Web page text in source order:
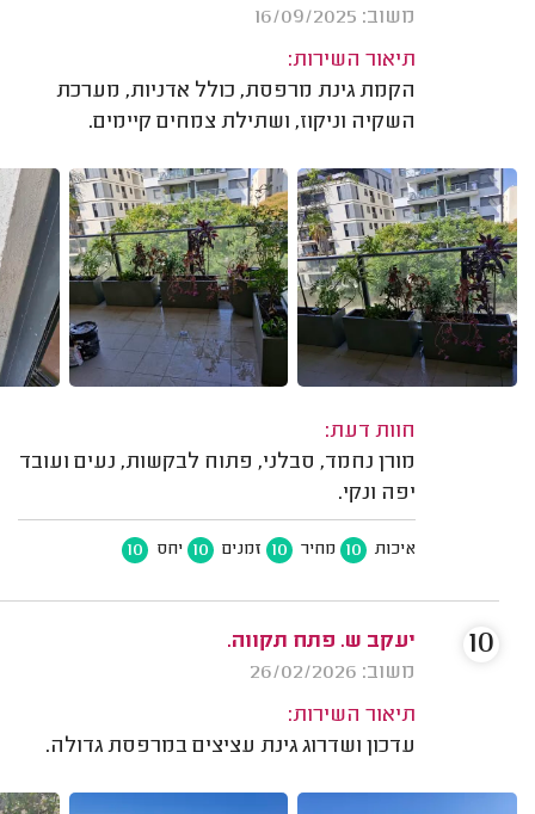
משוב: 16/09/2025
תיאור השירות:
הקמת גינת מרפסת, כולל אדניות, מערכת
השקיה וניקוז, ושתילת צמחים קיימים.
חוות דעת:
מורן נחמד, סבלני, פתוח לבקשות, נעים ועובד
יפה ונקי.
איכות 10 מחיר 10 זמנים 10 יחס 10
יעקב ש. פתח תקווה.
משוב: 26/02/2026
תיאור השירות:
עדכון ושדרוג גינת עציצים במרפסת גדולה.
10